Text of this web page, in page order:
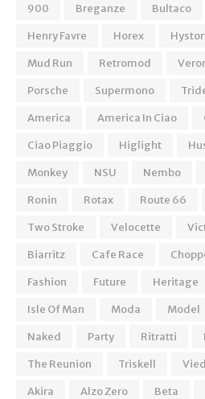
900
Breganze Bultaco
Henry Favre
Horex
Mud Run
Retromod
Porsche
Supermono
America
America In Ciao
Ciao Piaggio
Higlight
Monkey
NSU Nembo
Ronin
Rotax Route 66
Two Stroke
Velocette
Biarritz
Cafe Race
Fashion
Future Heritage
Isle Of Man
Moda Model
Naked
Party Ritratti
The Reunion
Triskell
Akira
Alzo Zero Beta